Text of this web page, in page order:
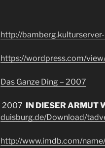
http://
https://wordpress.com/
Das Ganze Ding – 2007
2007 IN DIESER ARMUT
duisburg.de/Download/
http://www.imdb.com/